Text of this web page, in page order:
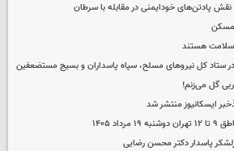
نقش پادتن‌های خودایمنی در مقابله با سرطان
مسکن
سلامت هستند
گل می‌زنم!
ایسکانیوز منتشر شد
۱۴۰۵
پاسدار دکتر محسن رضایی